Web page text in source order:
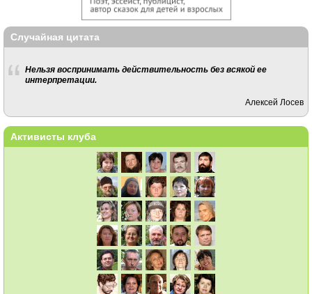
Случайная цитата
Нельзя воспринимать действительность без всякой ее
интерпретации.
Алексей Лосев
Активисты клуба